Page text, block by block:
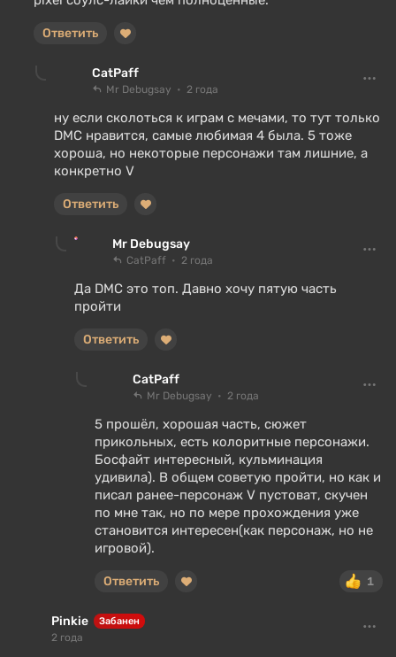
Ответить
CatPaff
Mr Debugsay 2 года
ну если сколоться к играм с мечами, то тут только
DMC нравится, самые любимая 4 была. 5 тоже
хороша, но некоторые персонажи там лишние, а
конкретно V
Ответить
Mr Debugsay
CatPaff 2 года
Да DMC это топ. Давно хочу пятую часть
пройти
Ответить
CatPaff
Mr Debugsay 2 года
5 прошёл, хорошая часть, сюжет
прикольных, есть колоритные персонажи.
Босфайт интересный, кульминация
удивила). В общем советую пройти, но как и
писал ранее-персонаж V пустоват, скучен
по мне так, но по мере прохождения уже
становится интересен(как персонаж, но не
игровой).
1
Ответить
Pinkie Забанен
2 года